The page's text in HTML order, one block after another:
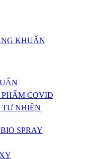
KHUẨN
COVID
NHIÊN
SPRAY